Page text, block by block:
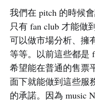
我們在 pitch 的時候
只有 fan club 才能做
可以做市場分析、擁
等等。以前這些都是
希望能在普通的售票
面下就能做到這些服
的承諾。因為 music